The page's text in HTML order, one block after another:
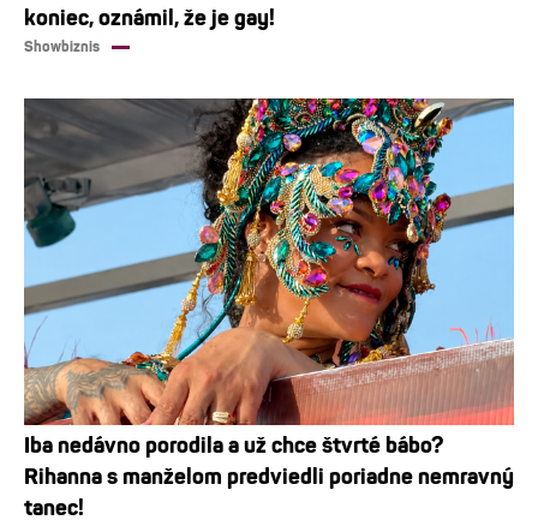
koniec, oznámil, že je gay!
Showbiznis
Iba nedávno porodila a už chce štvrté bábo?
Rihanna s manželom predviedli poriadne nemravný
tanec!